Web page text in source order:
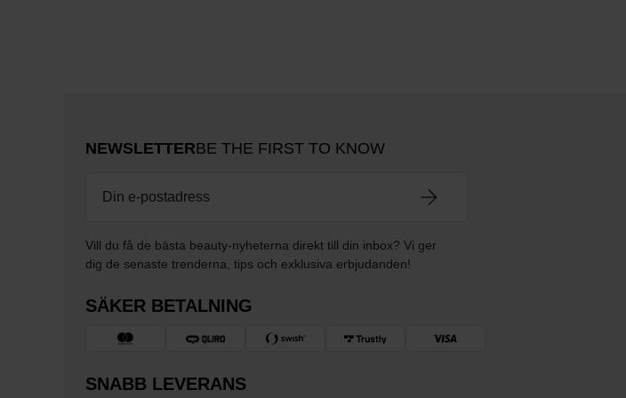
NEWSLETTERBE THE FIRST TO KNOW
Vill du få de bästa beauty-nyheterna direkt till din inbox? Vi ger
dig de senaste trenderna, tips och exklusiva erbjudanden!
SÄKER BETALNING
SNABB LEVERANS